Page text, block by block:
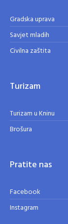
Gradska uprava
Savjet mladih
Civilna zaštita
Turizam
Turizam u Kninu
Brošura
Pratite nas
Facebook
Instagram